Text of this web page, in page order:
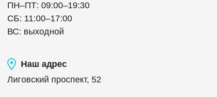
ПН–ПТ: 09:00–19:30
СБ: 11:00–17:00
ВС: выходной
Наш адрес
Лиговский проспект, 52